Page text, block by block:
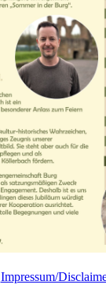
Impressum/